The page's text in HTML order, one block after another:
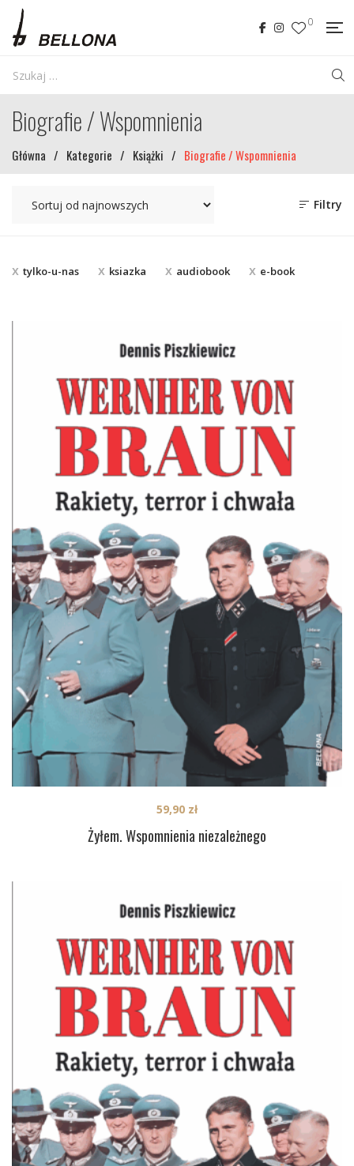
0
Biografie / Wspomnienia
Główna / Kategorie / Książki / Biografie / Wspomnienia
Filtry
tylko-u-nas ksiazka audiobook e-book
Żyłem. Wspomnienia niezależnego
59,90 zł